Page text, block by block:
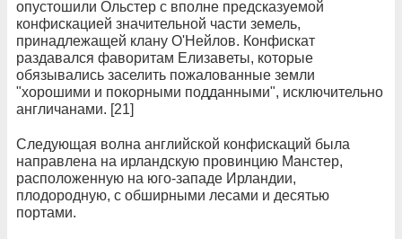
опустошили Ольстер с вполне предсказуемой
конфискацией значительной части земель,
принадлежащей клану О'Нейлов. Конфискат
раздавался фаворитам Елизаветы, которые
обязывались заселить пожалованные земли
"хорошими и покорными подданными", исключительно
англичанами. [21]
Следующая волна английской конфискаций была
направлена на ирландскую провинцию Манстер,
расположенную на юго-западе Ирландии,
плодородную, с обширными лесами и десятью
портами.